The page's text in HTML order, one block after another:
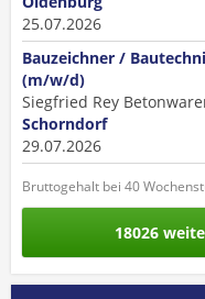
25.07.2026
Bauzeichner /
(m/w/d)
Siegfried Rey
Schorndorf
29.07.2026
Bruttogehalt bei 40
18026